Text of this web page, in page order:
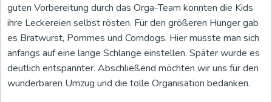
guten Vorbereitung durch das Orga-Team konnten die Kids
ihre Leckereien selbst rösten. Für den größeren Hunger gab
es Bratwurst, Pommes und Corndogs. Hier musste man sich
anfangs auf eine lange Schlange einstellen. Später wurde es
deutlich entspannter. Abschließend möchten wir uns für den
wunderbaren Umzug und die tolle Organisation bedanken.